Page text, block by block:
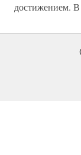
достижением. В